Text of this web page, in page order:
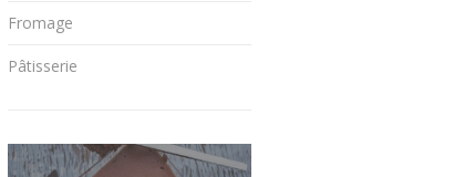
Fromage
Pâtisserie